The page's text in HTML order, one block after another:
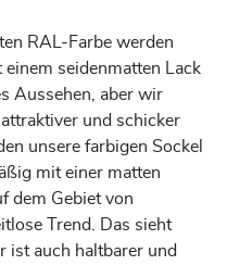
RAL-Farbe werden
seidenmatten Lack
Aussehen, aber wir
und schicker
unsere farbigen Sockel
mit einer matten
dem Gebiet von
Trend. Das sieht
ist auch haltbarer und